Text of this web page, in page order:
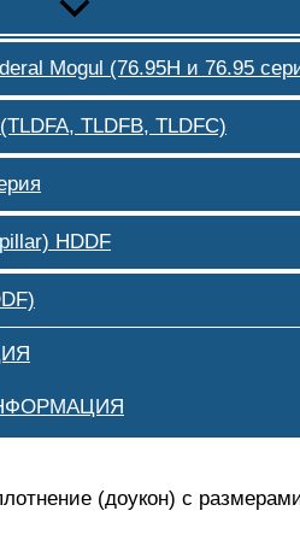
Mogul (76.95H и 76.95
TLDFB, TLDFC)
HDDF
(доукон) с